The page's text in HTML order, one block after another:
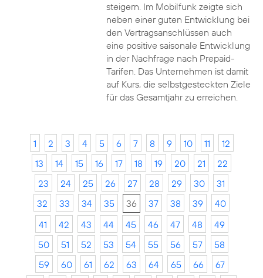
steigern. Im Mobilfunk zeigte sich
neben einer guten Entwicklung bei
den Vertragsanschlüssen auch
eine positive saisonale Entwicklung
in der Nachfrage nach Prepaid-
Tarifen. Das Unternehmen ist damit
auf Kurs, die selbstgesteckten Ziele
für das Gesamtjahr zu erreichen.
1 2 3 4 5 6 7 8 9 10 11
12
13
14 15 16 17 18 19 20 21
22
23
24 25 26 27 28 29 30
31
32
33 34 35 36 37 38 39
40
41
42 43 44 45 46 47 48
49
50
51 52 53 54 55 56 57
58
59
60 61 62 63 64 65 66
67